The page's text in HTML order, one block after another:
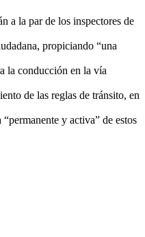
a la par de los inspectores de
propiciando “una
la conducción en la vía
de las reglas de tránsito, en
y activa” de estos